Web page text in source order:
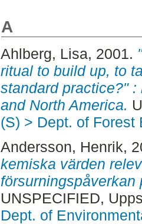
A
Ahlberg, Lisa, 2001.
ritual to build up, to
standard practice?"
and North America.
(S) > Dept. of Forest
Andersson, Henrik,
kemiska värden
UNSPECIFIED,
Dept. of